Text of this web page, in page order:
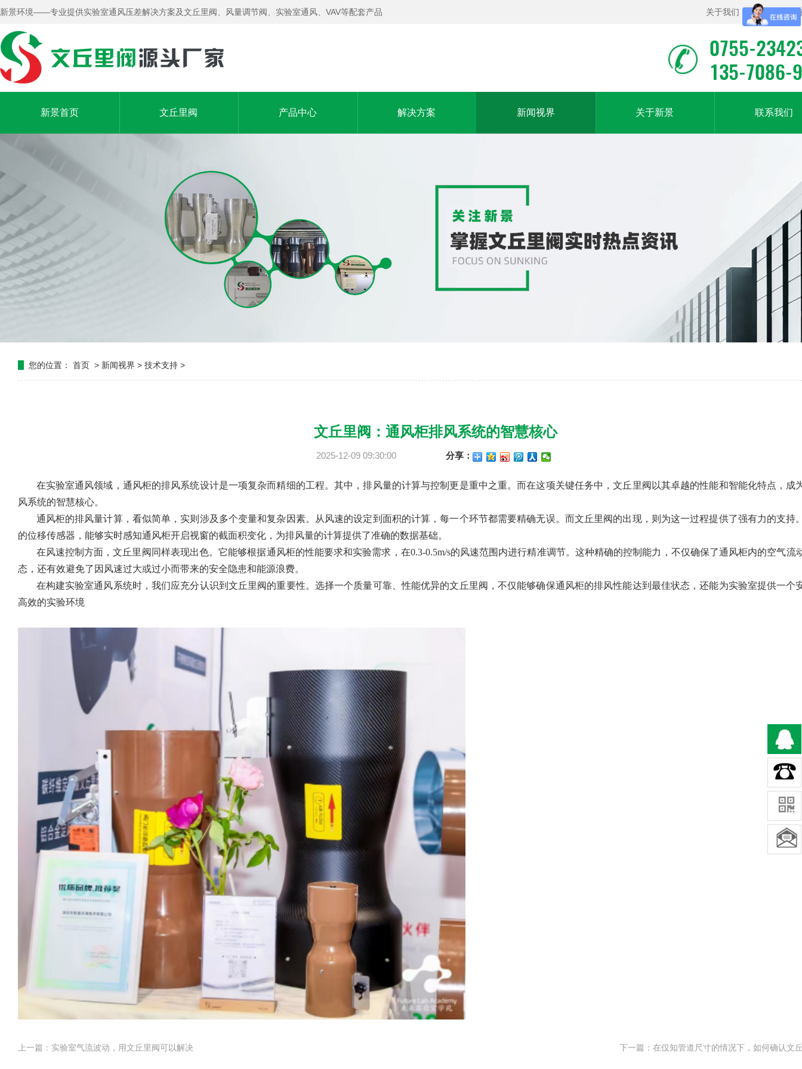
新景环境——专业提供实验室通风压差解决方案及文丘里阀、风量调节阀、实验室通风、VAV等配套产品 关于我们 | 联系我们 |
0755-
135-7086-
新景首页 文丘里阀 产品中心 解决方案 新闻视界 关于新景 联系我们
您的位置： 首页 > 新闻视界 > 技术支持 >
文丘里阀：通风柜排风系统的智慧核心
2025-12-09 09:30:00 分享：
在实验室通风领域，通风柜的排风系统设计是一项复杂而精细的工程。其中，排风量的计算与控制更是重中之重。而在这项关键任务中，文丘里阀以其卓越的性能和智能化特点，成
风系统的智慧核心。
通风柜的排风量计算，看似简单，实则涉及多个变量和复杂因素。从风速的设定到面积的计算，每一个环节都需要精确无误。而文丘里阀的出现，则为这一过程提供了强有力的支持
的位移传感器，能够实时感知通风柜开启视窗的截面积变化，为排风量的计算提供了准确的数据基础。
在风速控制方面，文丘里阀同样表现出色。它能够根据通风柜的性能要求和实验需求，在0.3-0.5m/s的风速范围内进行精准调节。这种精确的控制能力，不仅确保了通风柜内的空气流
态，还有效避免了因风速过大或过小而带来的安全隐患和能源浪费。
在构建实验室通风系统时，我们应充分认识到文丘里阀的重要性。选择一个质量可靠、性能优异的文丘里阀，不仅能够确保通风柜的排风性能达到最佳状态，还能为实验室提供一个
高效的实验环境
上一篇：实验室气流波动，用文丘里阀可以解决 下一篇：在仅知管道尺寸的情况下，如何确认文